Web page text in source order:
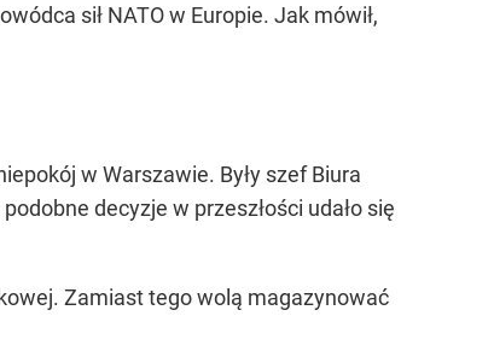
sił NATO w Europie. Jak mówił,
w Warszawie. Były szef Biura
decyzje w przeszłości udało się
Zamiast tego wolą magazynować